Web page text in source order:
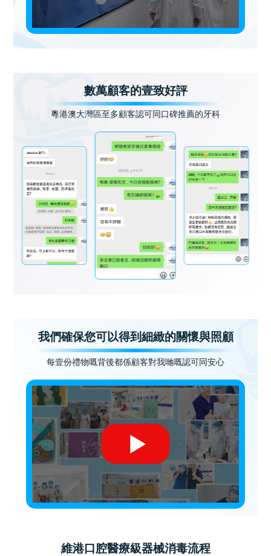
數萬顧客的壹致好評
粵港澳大灣區至多顧客認可同口碑推薦的牙科
我們確保您可以得到細緻的關懷與照顧
每壹份禮物嘅背後都係顧客對我哋嘅認可同安心
維港口腔醫療級器械消毒流程